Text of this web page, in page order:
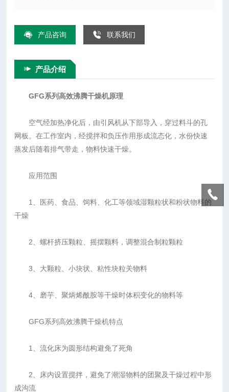
产品咨询 联系我们
产品介绍
GFG系列高效沸腾干燥机原理
空气经加热净化后，由引风机从下部导入，穿过料斗的孔
网板。在工作室内，经搅拌和负压作用形成流态化，水份快速
蒸发后随着排气带走，物料快速干燥。
应用范围
1、医药、食品、饲料、化工等领域湿颗粒状和粉状物料的
干燥
2、螺杆挤压颗粒、摇摆颗料，调整混合制粒颗粒
3、大颗粒、小块状、粘性块粒关物料
4、磨芋、聚炳烯酰胺等干燥时体积变化的物料等
GFG系列高效沸腾干燥机特点
1、流化床为圆形结构避免了死角
2、床内设置搅拌，避免了潮湿物料的团聚及干燥过程中形
成沟流